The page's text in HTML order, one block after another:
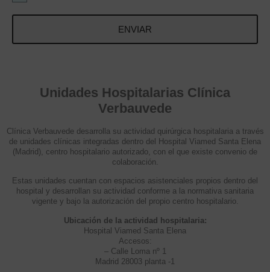
ENVIAR
Unidades Hospitalarias Clínica
Verbauvede
Clínica Verbauvede desarrolla su actividad quirúrgica hospitalaria a través
de unidades clínicas integradas dentro del Hospital Viamed Santa Elena
(Madrid), centro hospitalario autorizado, con el que existe convenio de
colaboración.
Estas unidades cuentan con espacios asistenciales propios dentro del
hospital y desarrollan su actividad conforme a la normativa sanitaria
vigente y bajo la autorización del propio centro hospitalario.
Ubicación de la actividad hospitalaria:
Hospital Viamed Santa Elena
Accesos:
– Calle Loma nº 1
Madrid 28003 planta -1